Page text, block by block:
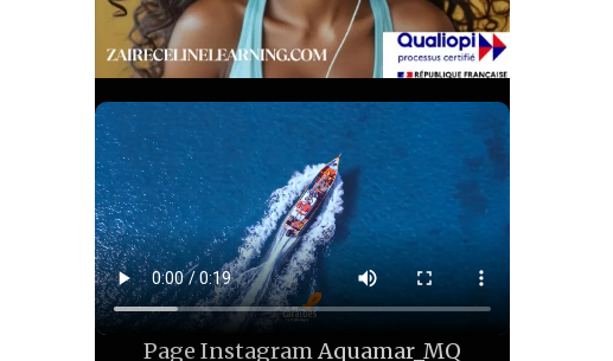
Page InstagramAquamar_MQ